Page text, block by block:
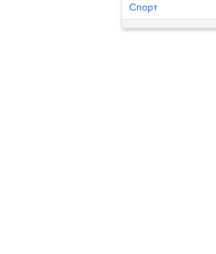
Спорт